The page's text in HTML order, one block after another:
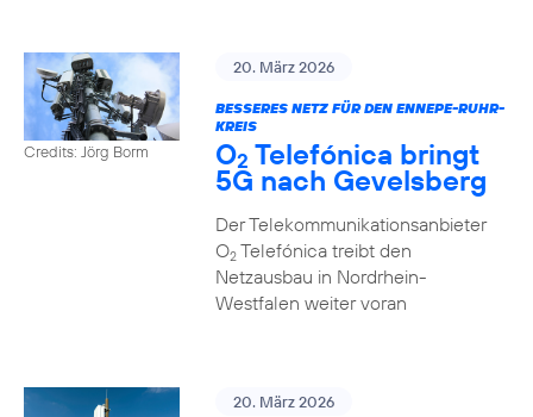
Credits: Jörg Borm
20. März 2026
BESSERES NETZ FÜR DEN ENNEPE-RUHR-
KREIS
O2 Telefónica bringt
5G nach Gevelsberg
Der Telekommunikationsanbieter
O2Telefónica treibt den
Netzausbau in Nordrhein-
Westfalen weiter voran
20. März 2026